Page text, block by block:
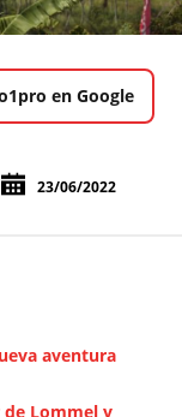
en Google
23/06/2022
aventura
de Lommel y